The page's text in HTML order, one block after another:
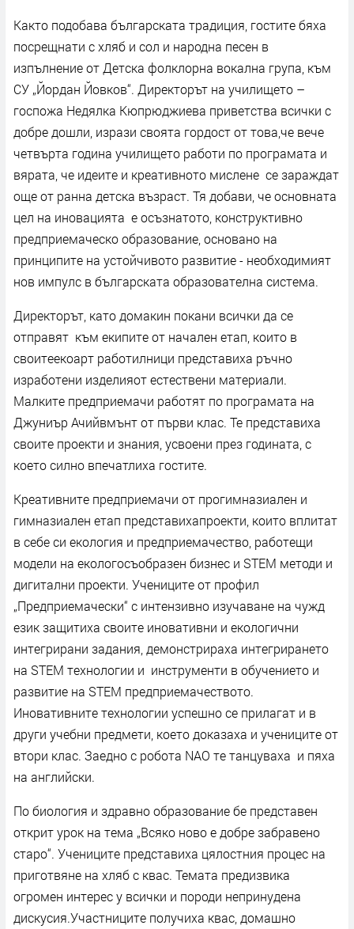
Както подобава българската традиция, гостите бяха
посрещнати с хляб и сол и народна песен в
изпълнение от Детска фолклорна вокална група, към
СУ „Йордан Йовков“. Директорът на училището –
госпожа Недялка Кюпрюджиева приветства всички с
добре дошли, изрази своята гордост от това,че вече
четвърта година училището работи по програмата и
вярата, че идеите и креативното мислене се зараждат
още от ранна детска възраст. Тя добави, че основната
цел на иновацията е осъзнатото, конструктивно
предприемаческо образование, основано на
принципите на устойчивото развитие - необходимият
нов импулс в българската образователна система.
Директорът, като домакин покани всички да се
отправят към екипите от начален етап, които в
своитеекоарт работилници представиха ръчно
изработени изделияот естествени материали.
Малките предприемачи работят по програмата на
Джуниър Ачийвмънт от първи клас. Те представиха
своите проекти и знания, усвоени през годината, с
което силно впечатлиха гостите.
Креативните предприемачи от прогимназиален и
гимназиален етап представихапроекти, които вплитат
в себе си екология и предприемачество, работещи
модели на екологосъобразен бизнес и STEM методи и
дигитални проекти. Учениците от профил
„Предприемачески“ с интензивно изучаване на чужд
език защитиха своите иновативни и екологични
интегрирани задания, демонстрираха интегрирането
на STEM технологии и инструменти в обучението и
развитие на STEM предприемачеството.
Иновативните технологии успешно се прилагат и в
други учебни предмети, което доказаха и учениците от
втори клас. Заедно с робота NAO те танцуваха и пяха
на английски.
По биология и здравно образование бе представен
открит урок на тема „Всяко ново е добре забравено
старо“. Учениците представиха цялостния процес на
приготвяне на хляб с квас. Темата предизвика
огромен интерес у всички и породи непринудена
дискусия.Участниците получиха квас, домашно